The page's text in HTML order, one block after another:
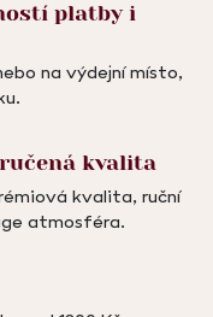
platby i
na výdejní místo,
kvalita
kvalita, ruční
atmosféra.